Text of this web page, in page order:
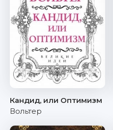
Кандид, или Оптимизм
Вольтер